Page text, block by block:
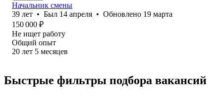
Начальник смены
39 лет • Был 14 апреля • Обновлено 19 марта
150 000 ₽
Не ищет работу
Общий опыт
20 лет 5 месяцев
Быстрые фильтры подбора вакансий